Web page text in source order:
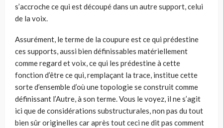
s’accroche ce qui est découpé dans un autre support, celui
de la voix.
Assurément, le terme de la coupure est ce qui prédestine
ces supports, aussi bien définissables matériellement
comme regard et voix, ce qui les prédestine à cette
fonction d’être ce qui, remplaçant la trace, institue cette
sorte d’ensemble d’où une topologie se construit comme
définissant l’Autre, à son terme. Vous le voyez, il ne s’agit
ici que de considérations substructurales, non pas du tout
bien sûr originelles car après tout ceci ne dit pas comment